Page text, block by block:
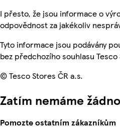
I přesto, že jsou informace o
odpovědnost za jakékoliv
Tyto informace jsou podávány
bez předchozího souhlasu
© Tesco Stores ČR a.s.
Zatím nemáme
Pomozte ostatním zákazníkům